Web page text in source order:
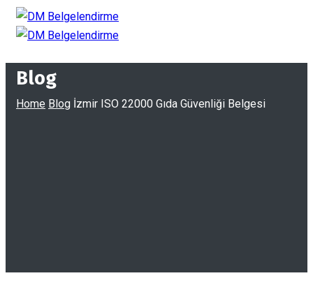
Blog
Home Blog İzmir ISO 22000 Gıda Güvenliği Belgesi